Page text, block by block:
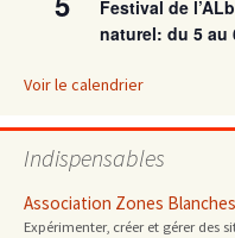
Festival de
naturel: du 5 au
Voir le calendrier
Indispensables
Association Zones
Expérimenter, créer et gérer des